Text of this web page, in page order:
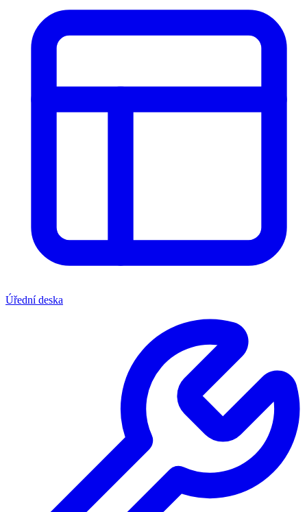
Úřední deska